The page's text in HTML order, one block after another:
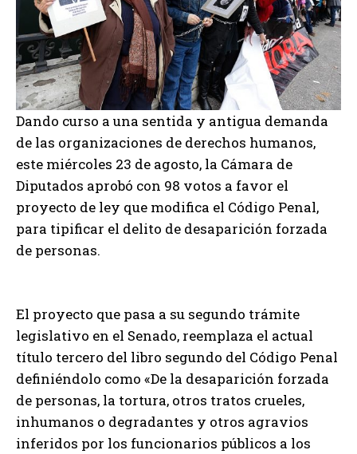
Dando curso a una sentida y antigua demanda
de las organizaciones de derechos humanos,
este miércoles 23 de agosto, la Cámara de
Diputados aprobó con 98 votos a favor el
proyecto de ley que modifica el Código Penal,
para tipificar el delito de desaparición forzada
de personas.
El proyecto que pasa a su segundo trámite
legislativo en el Senado, reemplaza el actual
título tercero del libro segundo del Código Penal
definiéndolo como «De la desaparición forzada
de personas, la tortura, otros tratos crueles,
inhumanos o degradantes y otros agravios
inferidos por los funcionarios públicos a los